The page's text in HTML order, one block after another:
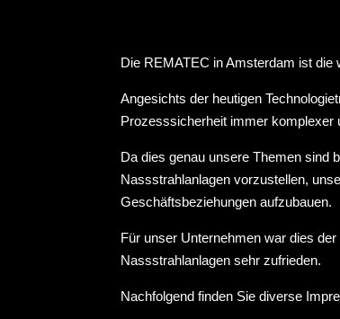
Die REMATEC in Amsterdam ist die
Angesichts der heutigen
Prozesssicherheit immer komplexer
Da dies genau unsere Themen sind
Nassstrahlanlagen vorzustellen,
Geschäftsbeziehungen aufzubauen.
Für unser Unternehmen war dies
Nassstrahlanlagen sehr zufrieden.
Nachfolgend finden Sie diverse